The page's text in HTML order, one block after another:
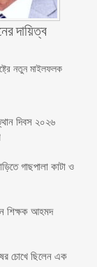
দায়িত্ব
নতুন মাইলফলক
দিবস ২০২৬
গাছপালা কাটা ও
শিক্ষক আহমদ
চোখে ছিলেন এক